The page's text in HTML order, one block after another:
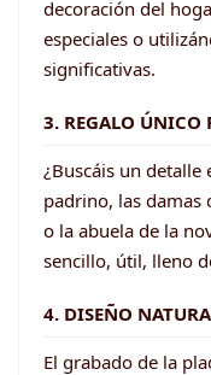
decoración del
especiales o
significativas.
3. REGALO ÚNICO
¿Buscáis un
padrino, las damas
o la abuela de la
sencillo, útil, lleno
4. DISEÑO
El grabado de la